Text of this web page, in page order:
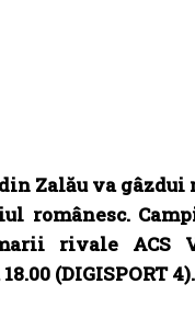
Zalău va
românesc.
rivale ACS
(DIGISPORT 4).